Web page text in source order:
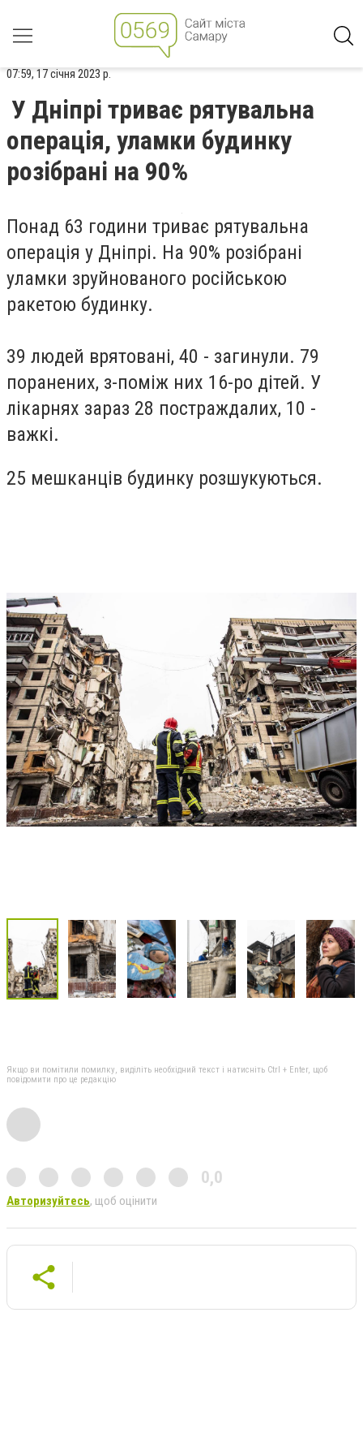
07:59, 17 січня 2023 р.
У Дніпрі триває рятувальна
операція, уламки будинку
розібрані на 90%
Понад 63 години триває рятувальна
операція у Дніпрі. На 90% розібрані
уламки зруйнованого російською
ракетою будинку.
39 людей врятовані, 40 - загинули. 79
поранених, з-поміж них 16-ро дітей. У
лікарнях зараз 28 постраждалих, 10 -
важкі.
25 мешканців будинку розшукуються.
Якщо ви помітили помилку, виділіть необхідний текст і натисніть Ctrl + Enter, щоб
повідомити про це редакцію
0,0
Авторизуйтесь, щоб оцінити